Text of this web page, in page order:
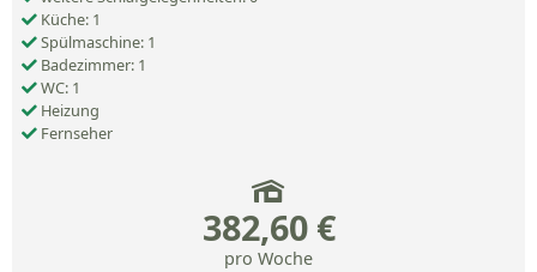
Küche: 1
Spülmaschine: 1
Badezimmer: 1
WC: 1
Heizung
Fernseher
382,60 €
pro Woche